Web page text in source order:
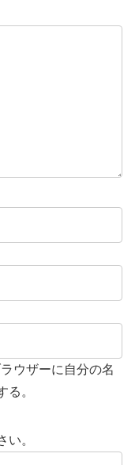
ウザーに自分の名
る。
い。